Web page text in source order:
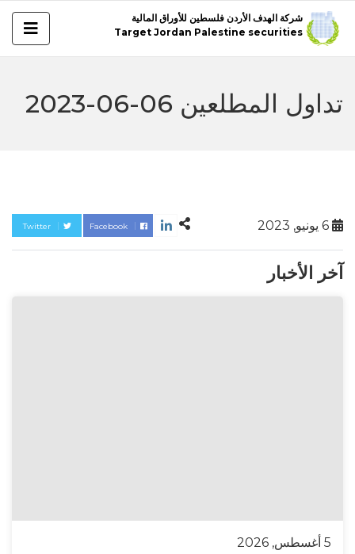
شركة الهدف الأردن فلسطين للأوراق المالية
Target Jordan Palestine securities
تداول المطلعين 06-06-2023
Twitter Facebook
آخر الأخبار
5 أغسطس, 2026